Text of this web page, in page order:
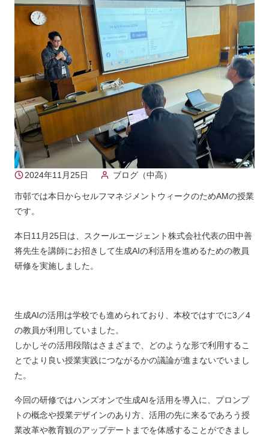
2024年11月25日 ブログ（中高）
市邨では本日からセルフマネジメントウィークのためAMの授業
です。
本日11月25日は、スクールエージェント株式会社代表の田中善
将先生を講師にお招きして生成AIの利活用を進めるための教員
研修を実施しました。
生成AIの活用は学校でも進められており、本校ではすでに3／4
の教員が利用していました。
しかしその活用段階はさまざまで、どのような形で利用するこ
とでより良い授業実践につながるかの議論が進まないでいまし
た。
今回の研修ではハンズオンで生成AIを活用を導入に、プロンプ
トの概念や授業デザインのあり方、活用の先に来るであろう授
業改革や教育観のアップデートまでを体感することができまし